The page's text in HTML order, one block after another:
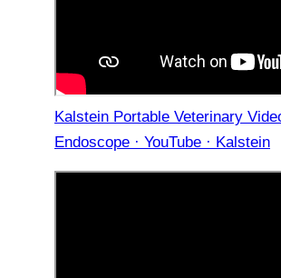
Kalstein Portable Veterinary
Endoscope · YouTube · Kalstein